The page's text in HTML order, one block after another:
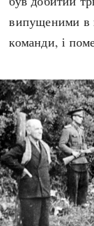
випущеними в
команди, і